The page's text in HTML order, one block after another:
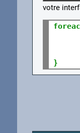
votre
}